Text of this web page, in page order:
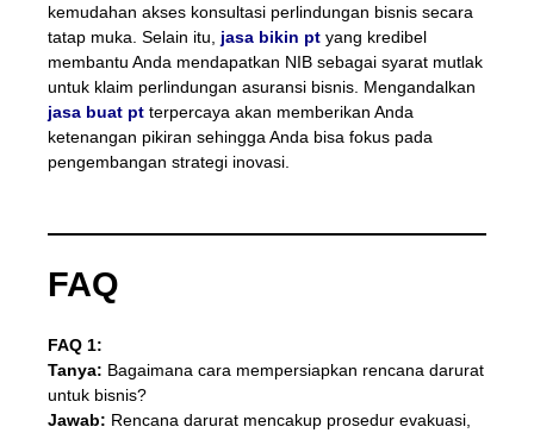
kemudahan akses konsultasi perlindungan bisnis secara
tatap muka. Selain itu, jasa bikin pt yang kredibel
membantu Anda mendapatkan NIB sebagai syarat mutlak
untuk klaim perlindungan asuransi bisnis. Mengandalkan
jasa buat ptterpercaya akan memberikan Anda
ketenangan pikiran sehingga Anda bisa fokus pada
pengembangan strategi inovasi.
FAQ
FAQ 1:
Tanya: Bagaimana cara mempersiapkan rencana darurat
untuk bisnis?
Jawab: Rencana darurat mencakup prosedur evakuasi,